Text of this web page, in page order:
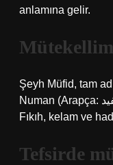
anlamına gelir.
Şeyh Müfid, tam
Numan (Arapça: الشيخ المفيد), Şii tarihçi, Mütekellim;
Fıkıh, kelam ve
Tefsirde